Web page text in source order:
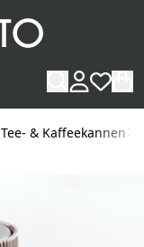
Tee- & Kaffeekannen